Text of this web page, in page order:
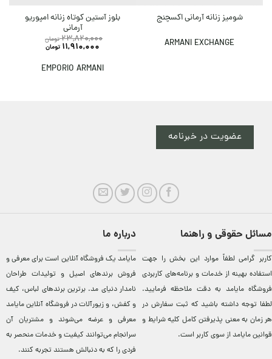
شومیز زنانه آرمانی اکسچنج
ARMANI EXCHANGE
بلوز آستین کوتاه زنانه امپوریو
آرمانی
23,820,000 تومان
11,910,000 تومان
EMPORIO ARMANI
عضویت در خبرنامه
مسائل حقوقی و راهنما
کاربر گرامی لطفاً موارد این بخش را جهت
استفاده بهینه از خدمات و برنامه‌‏های کاربردی
فروشگاه مایامد به دقت ملاحظه فرمایید.
لطفا توجه داشته باشید که ثبت سفارش در
هر زمان به معنی پذیرفتن کامل کلیهشرایط و
قوانین مایامداز سوی کاربر است.
درباره ما
مایامد يک فروشگاه آنلاين است برای معرفی و
فروش برندهای اصيل و توليدات طراحان
نامدار دنيای مد. برترين‌ برندهای لباس، کيف
و کفش، و زيورآلات در فروشگاه آنلاين مایامد
معرفی و عرضه می‌شوند و مشتريان آن
سرانجام می‌توانند کيفيت و خدمات منحصر به
فردی را که به دنبالش هستند تجربه کنند.